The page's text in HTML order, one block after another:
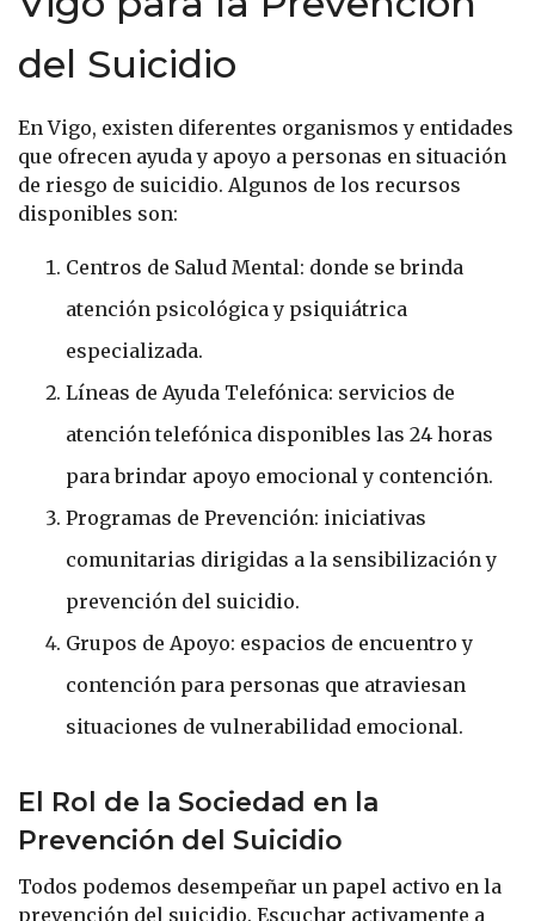
del Suicidio
En Vigo, existen diferentes organismos y entidades
que ofrecen ayuda y apoyo a personas en situación
de riesgo de suicidio. Algunos de los recursos
disponibles son:
Centros de Salud Mental: donde se brinda
atención psicológica y psiquiátrica
especializada.
Líneas de Ayuda Telefónica: servicios de
atención telefónica disponibles las 24 horas
para brindar apoyo emocional y contención.
Programas de Prevención: iniciativas
comunitarias dirigidas a la sensibilización y
prevención del suicidio.
Grupos de Apoyo: espacios de encuentro y
contención para personas que atraviesan
situaciones de vulnerabilidad emocional.
El Rol de la Sociedad en la
Prevención del Suicidio
Todos podemos desempeñar un papel activo en la
prevención del suicidio. Escuchar activamente a